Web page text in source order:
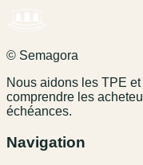
© Semagora
Nous aidons les TPE
comprendre les
échéances.
Navigation